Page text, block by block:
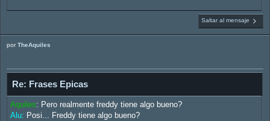
Saltar al mensaje
porTheAquiles
Re: Frases Epicas
Aquiles: Pero realmente freddy tiene algo bueno?
Alu: Posi... Freddy tiene algo bueno?